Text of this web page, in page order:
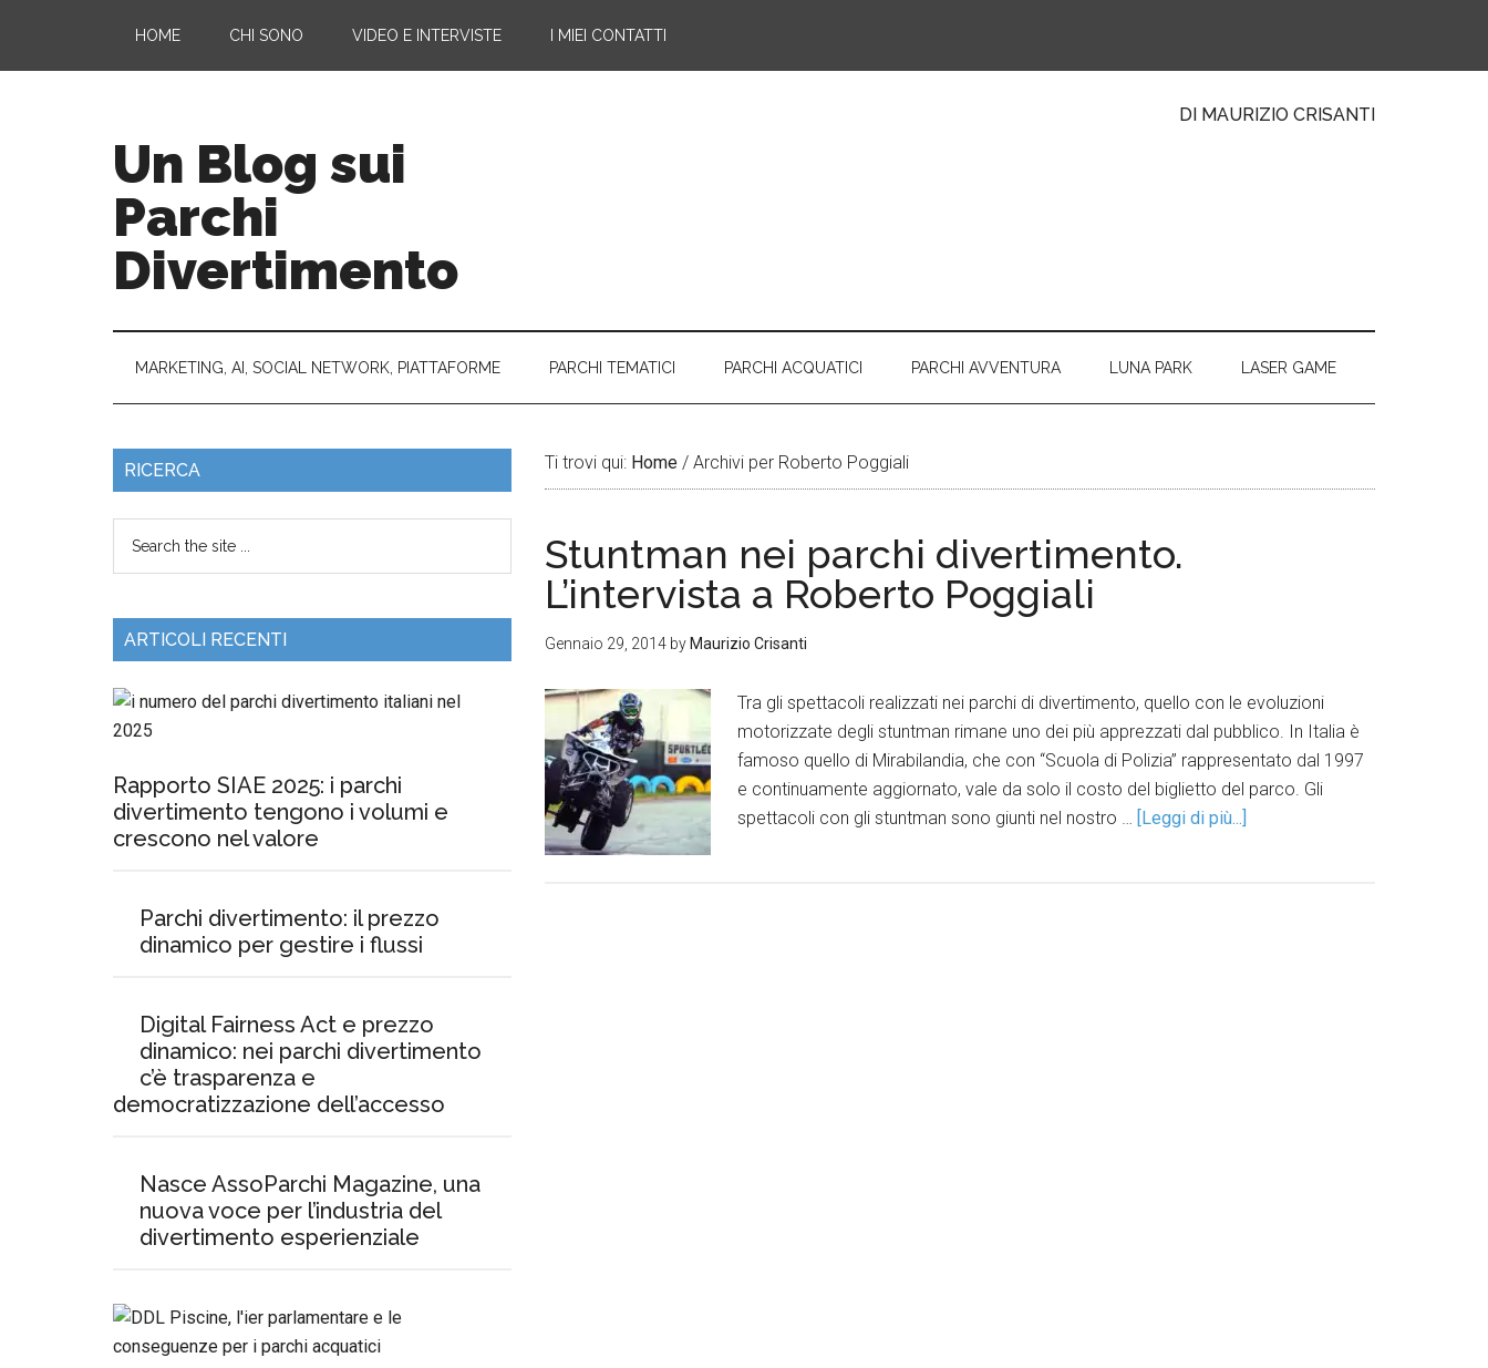
HOME CHI SONO VIDEO E INTERVISTE I MIEI CONTATTI
Un Blog sui
Parchi
Divertimento
DI MAURIZIO CRISANTI
MARKETING, AI, SOCIAL NETWORK, PIATTAFORME PARCHI TEMATICI PARCHI ACQUATICI PARCHI AVVENTURA LUNA PARK LASER GAME
Ti trovi qui: Home / Archivi per Roberto Poggiali
Stuntman nei parchi divertimento.
L’intervista a Roberto Poggiali
Gennaio 29, 2014 by Maurizio Crisanti
Tra gli spettacoli realizzati nei parchi di divertimento, quello con le evoluzioni
motorizzate degli stuntman rimane uno dei più apprezzati dal pubblico. In Italia è
famoso quello di Mirabilandia, che con “Scuola di Polizia” rappresentato dal 1997
e continuamente aggiornato, vale da solo il costo del biglietto del parco. Gli
spettacoli con gli stuntman sono giunti nel nostro … [Leggi di più...]
RICERCA
ARTICOLI RECENTI
Rapporto SIAE 2025: i parchi
divertimento tengono i volumi e
crescono nel valore
Parchi divertimento: il prezzo
dinamico per gestire i flussi
Digital Fairness Act e prezzo
dinamico: nei parchi divertimento
c’è trasparenza e
democratizzazione dell’accesso
Nasce AssoParchi Magazine, una
nuova voce per l’industria del
divertimento esperienziale